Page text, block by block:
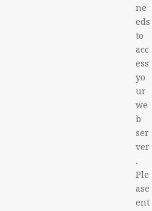
ne
eds
to
acc
ess
yo
ur
we
b
ser
ver
.
Ple
ase
ent